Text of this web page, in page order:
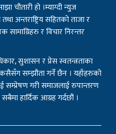
चौतारी हो ।म्याग्दी न्युज
अन्तराष्ट्रिय सहितको ताजा र
र विचार निरन्तर
सुशासन र प्रेस स्वतन्त्रताका
सम्झौता गर्ने छैन । यहाँहरुको
सम्प्रेषण गरी समाजलाई रुपान्तरण
हार्दिक आग्रह गर्दछौं ।